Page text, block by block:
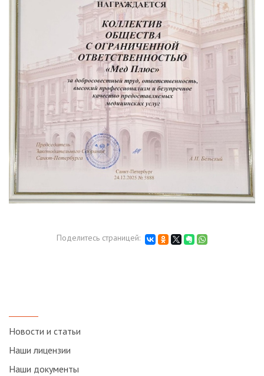
Поделитесь страницей:
Новости и статьи
Наши лицензии
Наши документы